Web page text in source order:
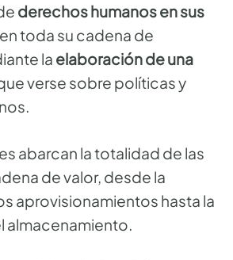
derechos humanos en sus
toda su cadena de
la elaboración de una
verse sobre políticas y
abarcan la totalidad de las
de valor, desde la
aprovisionamientos hasta la
almacenamiento.